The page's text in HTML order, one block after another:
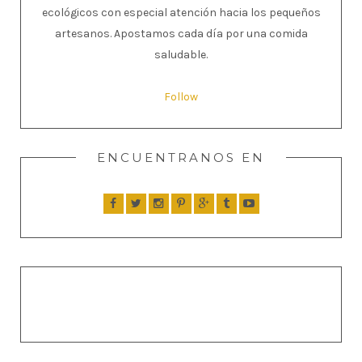
ecológicos con especial atención hacia los pequeños
artesanos. Apostamos cada día por una comida
saludable.
Follow
ENCUENTRANOS EN